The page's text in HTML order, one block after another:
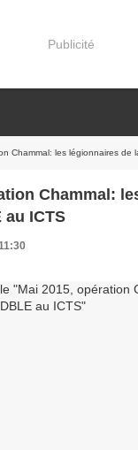
Publicité
Chammal: les légionnaires de
Chammal:
au ICTS